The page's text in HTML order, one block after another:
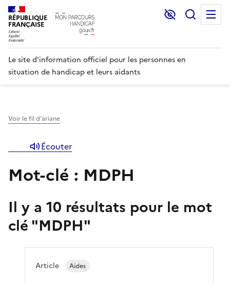
RÉPUBLIQUE
FRANÇAISE
Lecture et
Le site d'information officiel pour les personnes en
situation de handicap et leurs aidants
Voir le fil d'ariane
Écouter
Mot-clé : MDPH
Il y a 10 résultats pour le mot
clé "MDPH"
Article Aides